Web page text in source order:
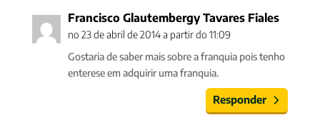
Francisco Glautembergy Tavares Fiales
no 23 de abril de 2014 a partir do 11:09
Gostaria de saber mais sobre a franquia pois tenho
enterese em adquirir uma franquia.
Responder